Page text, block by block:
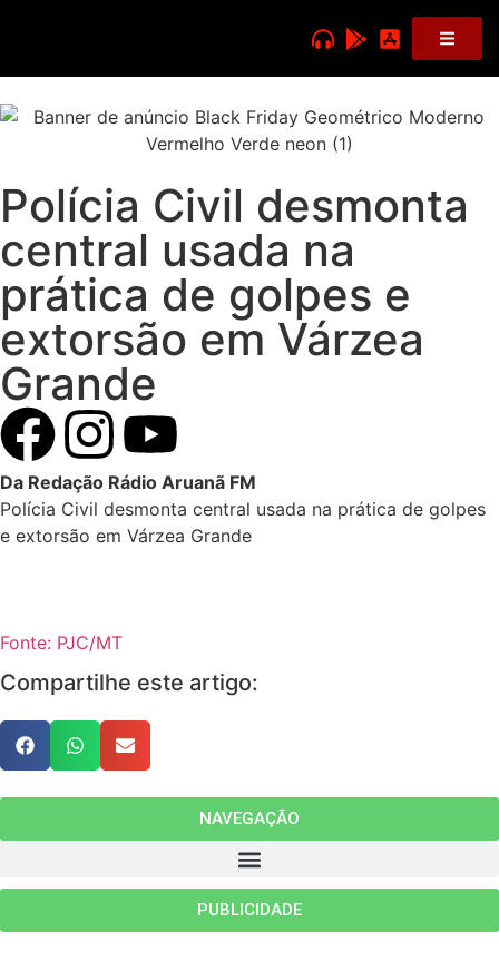
Polícia Civil desmonta
central usada na
prática de golpes e
extorsão em Várzea
Grande
Da Redação Rádio Aruanã FM
Polícia Civil desmonta central usada na prática de golpes
e extorsão em Várzea Grande
Fonte: PJC/MT
Compartilhe este artigo:
NAVEGAÇÃO
PUBLICIDADE